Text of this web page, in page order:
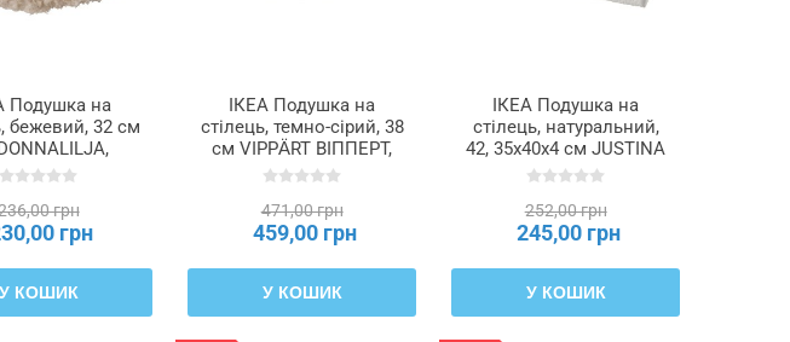
Подушка на
бежевий, 32 см
705.597.25
грн
грн
У КОШИК
ІКЕА Подушка на
стілець, темно-сірий, 38
см VIPPÄRT ВІППЕРТ,
906.121.66
471,00 грн
459,00 грн
У КОШИК
ІКЕА Подушка на
стілець, натуральний,
42, 35x40x4 см JUSTINA
ЮСТИНА, 901.750.00
252,00 грн
245,00 грн
У КОШИК